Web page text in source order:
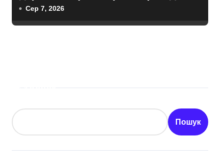
селі Щербаки за участю двох
Сер 7, 2026
Пошук